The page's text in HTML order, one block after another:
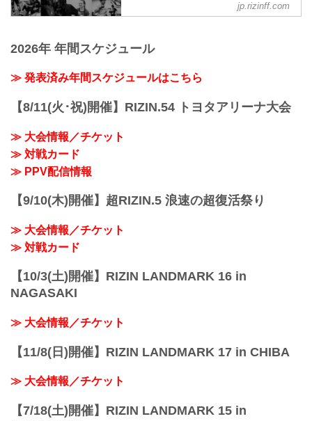
井上直樹 vs. 金太郎
3R（61.0kg）
3R 判定 （3-0）
BACKSTAGE GALLERY の記事一覧 - 格
イジン ファイティング フェデレーショ
いきます。
jp.rizinff.com
2026年 年間スケジュール
≫ 発表済み年間スケジュールはこちら
【8/11(火･祝)開催】RIZIN.54 トヨタアリーナ大会
≫ 大会情報／チケット
≫ 対戦カード
≫ PPV配信情報
【9/10(木)開催】超RIZIN.5 浪速の超復活祭り
≫ 大会情報／チケット
≫ 対戦カード
【10/3(土)開催】RIZIN LANDMARK 16 in
NAGASAKI
≫ 大会情報／チケット
【11/8(日)開催】RIZIN LANDMARK 17 in CHIBA
≫ 大会情報／チケット
【7/18(土)開催】RIZIN LANDMARK 15 in